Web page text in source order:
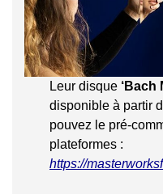
Leur disque ‘Bach
disponible à partir
pouvez le pré-
plateformes :
https://